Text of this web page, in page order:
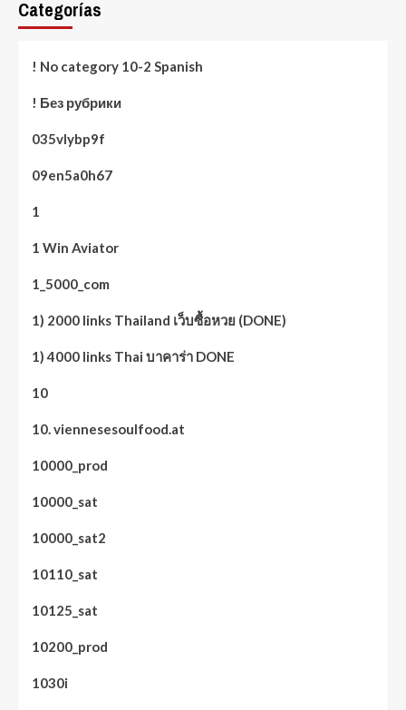
Categorías
! No category 10-2 Spanish
! Без рубрики
035vlybp9f
09en5a0h67
1
1 Win Aviator
1_5000_com
1) 2000 links Thailand เว็บซื้อหวย (DONE)
1) 4000 links Thai บาคาร่า DONE
10
10. viennesesoulfood.at
10000_prod
10000_sat
10000_sat2
10110_sat
10125_sat
10200_prod
1030i